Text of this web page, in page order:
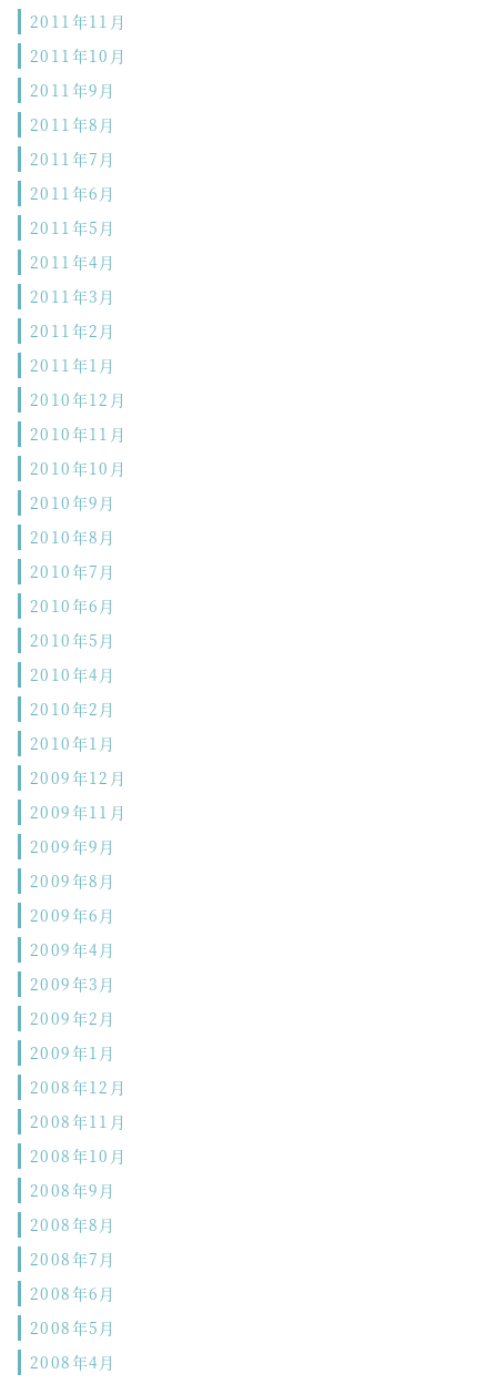
2011年11月
2011年10月
2011年9月
2011年8月
2011年7月
2011年6月
2011年5月
2011年4月
2011年3月
2011年2月
2011年1月
2010年12月
2010年11月
2010年10月
2010年9月
2010年8月
2010年7月
2010年6月
2010年5月
2010年4月
2010年2月
2010年1月
2009年12月
2009年11月
2009年9月
2009年8月
2009年6月
2009年4月
2009年3月
2009年2月
2009年1月
2008年12月
2008年11月
2008年10月
2008年9月
2008年8月
2008年7月
2008年6月
2008年5月
2008年4月